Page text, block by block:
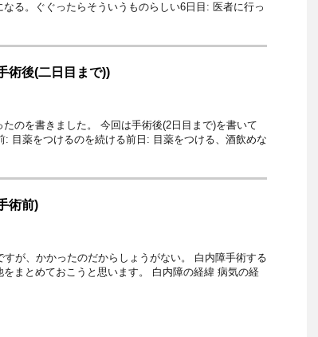
る。ぐぐったらそういうものらしい6日目: 医者に行っ
術後(二日目まで))
のを書きました。 今回は手術後(2日目まで)を書いて
: 目薬をつけるのを続ける前日: 目薬をつける、酒飲めな
術前)
が、かかったのだからしょうがない。 白内障手術する
まとめておこうと思います。 白内障の経緯 病気の経